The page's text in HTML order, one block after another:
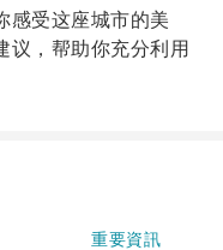
感受这座城市的美
议，帮助你充分利用
重要資訊